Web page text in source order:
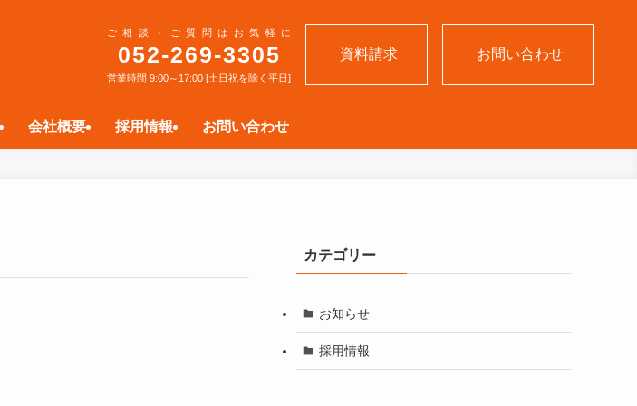
ご相談・ご質問はお気軽に
052-269-3305
営業時間 9:00～17:00 [土日祝を除く平日]
資料請求 お問い合わせ
会社概要 採用情報 お問い合わせ
カテゴリー
お知らせ
採用情報